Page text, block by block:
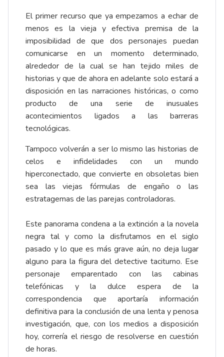
El primer recurso que ya empezamos a echar de
menos es la vieja y efectiva premisa de la
imposibilidad de que dos personajes puedan
comunicarse en un momento determinado,
alrededor de la cual se han tejido miles de
historias y que de ahora en adelante solo estará a
disposición en las narraciones históricas, o como
producto de una serie de inusuales
acontecimientos ligados a las barreras
tecnológicas.
Tampoco volverán a ser lo mismo las historias de
celos e infidelidades con un mundo
hiperconectado, que convierte en obsoletas bien
sea las viejas fórmulas de engaño o las
estratagemas de las parejas controladoras.
Este panorama condena a la extinción a la novela
negra tal y como la disfrutamos en el siglo
pasado y lo que es más grave aún, no deja lugar
alguno para la figura del detective taciturno. Ese
personaje emparentado con las cabinas
telefónicas y la dulce espera de la
correspondencia que aportaría información
definitiva para la conclusión de una lenta y penosa
investigación, que, con los medios a disposición
hoy, correría el riesgo de resolverse en cuestión
de horas.